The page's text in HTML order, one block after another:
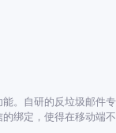
。自研的反垃圾邮件
定，使得在移动端